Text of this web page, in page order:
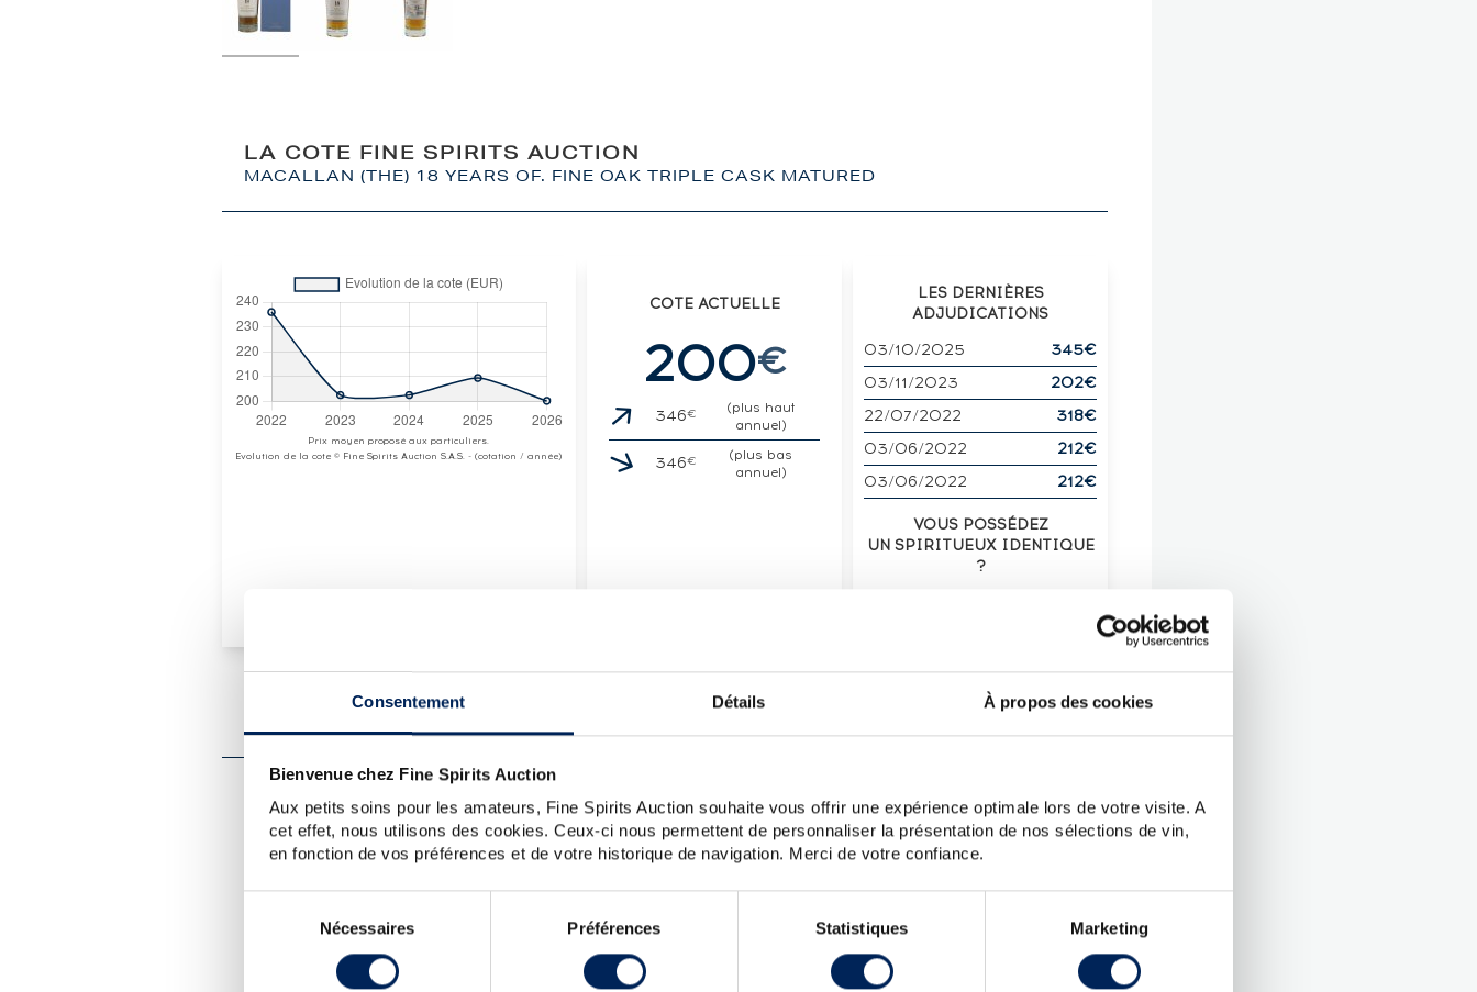
Consentement Détails À propos des cookies
Bienvenue chez Fine Spirits Auction
Aux petits soins pour les amateurs, Fine Spirits Auction souhaite vous offrir une expérience optimale lors de votre visite. A
cet effet, nous utilisons des cookies. Ceux-ci nous permettent de personnaliser la présentation de nos sélections de vin,
en fonction de vos préférences et de votre historique de navigation. Merci de votre confiance.
consentement
Nécessaires Préférences Statistiques Marketing
LA COTE FINE SPIRITS AUCTION
MACALLAN (THE) 18 YEARS OF. FINE OAK TRIPLE CASK MATURED
Prix moyen proposé aux particuliers.
Evolution de la cote © Fine Spirits Auction S.A.S. - (cotation / année)
COTE ACTUELLE
200€
346€
(plus haut
annuel)
346€
(plus bas
annuel)
LES DERNIÈRES
ADJUDICATIONS
03/10/2025
345€
03/11/2023
202€
22/07/2022
318€
03/06/2022
212€
03/06/2022
212€
VOUS POSSÉDEZ
UN SPIRITUEUX IDENTIQUE
?
PRÉSENTATION DU LOT
LA CUVÉE
Macallan 18 ans fait partie de la gamme Fine Oak, lancée en 2004 et
rebaptisée Triple Cask en 2018. Il a été assemblé à partir de whiskies
LA DISTILLERIE MACALLAN
Macallan est au single malt écossais ce que Petrus est au grand cru
CARACTÉRISTIQUES
DÉTAILLÉES
Distillerie :Macallan
Embouteilleur :Of.
Age :18 ans
Appellation :
Whisky